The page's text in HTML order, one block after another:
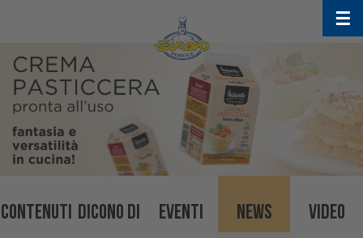
☰
CONTENUTI
DICONO DI
EVENTI NEWS VIDEO